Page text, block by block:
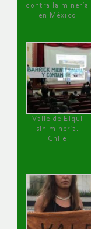
contra la minería
en México
Valle de Elqui
sin minería.
Chile